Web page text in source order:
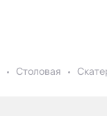
Столовая